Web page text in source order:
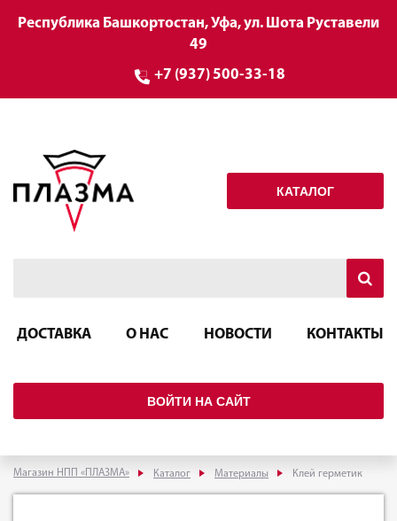
Республика Башкортостан, Уфа, ул. Шота Руставели
49
+7 (937) 500-33-18
КАТАЛОГ
ДОСТАВКА О НАС НОВОСТИ КОНТАКТЫ
ВОЙТИ НА САЙТ
Магазин НПП «ПЛАЗМА» Каталог Материалы Клей герметик